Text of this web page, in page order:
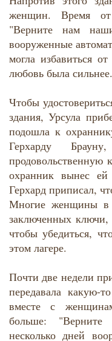
женщин. Время от
"Верните нам
вооруженные
могла избавиться
любовь была
Чтобы
здания, Урсула
подошла к
Герхарду
продовольственную
охранник вынес ей
Герхард приписал,
Многие женщины в
заключенных
чтобы убедиться,
этом лагере.
Почти две недели
передавала какую-
вместе с
больше:
несколько дней